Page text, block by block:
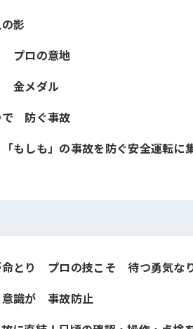
影
プロの意地
金メダル
防ぐ事故
「もしも」の事故を防ぐ安全運転に
とり プロの技こそ 待つ勇気なり
意識が 事故防止